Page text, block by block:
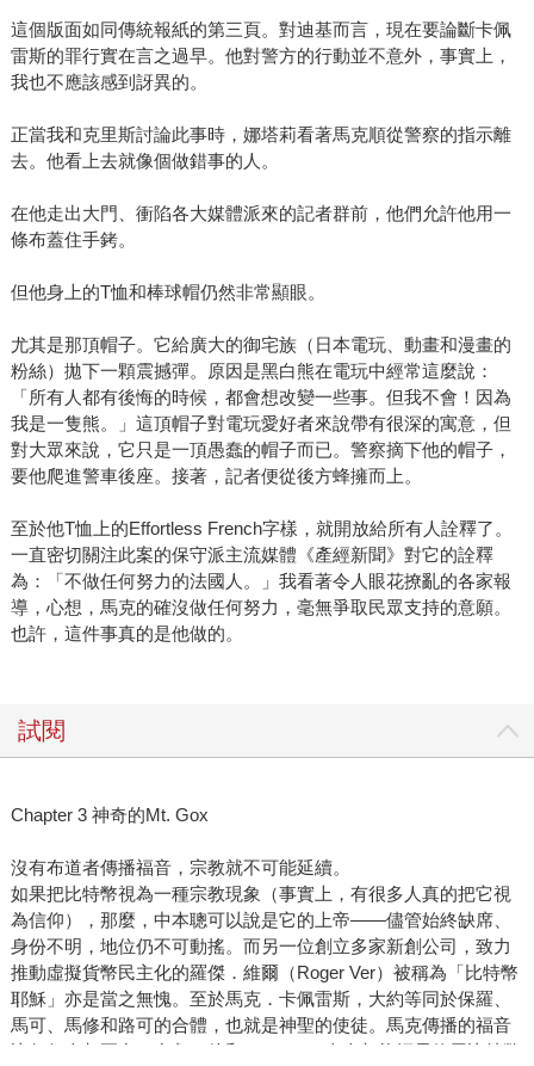
這個版面如同傳統報紙的第三頁。對迪基而言，現在要論斷卡佩
雷斯的罪行實在言之過早。他對警方的行動並不意外，事實上，
我也不應該感到訝異的。
正當我和克里斯討論此事時，娜塔莉看著馬克順從警察的指示離
去。他看上去就像個做錯事的人。
在他走出大門、衝陷各大媒體派來的記者群前，他們允許他用一
條布蓋住手銬。
但他身上的T恤和棒球帽仍然非常顯眼。
尤其是那頂帽子。它給廣大的御宅族（日本電玩、動畫和漫畫的
粉絲）拋下一顆震撼彈。原因是黑白熊在電玩中經常這麼說：
「所有人都有後悔的時候，都會想改變一些事。但我不會！因為
我是一隻熊。」這頂帽子對電玩愛好者來說帶有很深的寓意，但
對大眾來說，它只是一頂愚蠢的帽子而已。警察摘下他的帽子，
要他爬進警車後座。接著，記者便從後方蜂擁而上。
至於他T恤上的Effortless French字樣，就開放給所有人詮釋了。
一直密切關注此案的保守派主流媒體《產經新聞》對它的詮釋
為：「不做任何努力的法國人。」我看著令人眼花撩亂的各家報
導，心想，馬克的確沒做任何努力，毫無爭取民眾支持的意願。
也許，這件事真的是他做的。
試閱
Chapter 3 神奇的Mt. Gox
沒有布道者傳播福音，宗教就不可能延續。
如果把比特幣視為一種宗教現象（事實上，有很多人真的把它視
為信仰），那麼，中本聰可以說是它的上帝——儘管始終缺席、
身份不明，地位仍不可動搖。而另一位創立多家新創公司，致力
推動虛擬貨幣民主化的羅傑．維爾（Roger Ver）被稱為「比特幣
耶穌」亦是當之無愧。至於馬克．卡佩雷斯，大約等同於保羅、
馬可、馬修和路可的合體，也就是神聖的使徒。馬克傳播的福音
比任何人都要多，多虧了他和Mt. Gox，人人都能輕易使用比特幣